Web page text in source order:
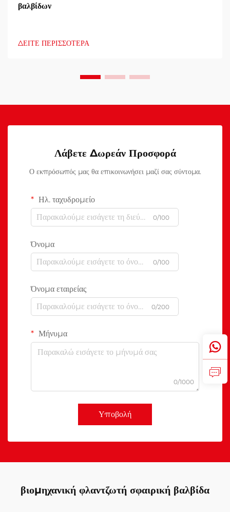
βαλβίδων
ΔΕΙΤΕ ΠΕΡΙΣΣΟΤΕΡΑ
Λάβετε Δωρεάν Προσφορά
Ο εκπρόσωπός μας θα επικοινωνήσει μαζί σας σύντομα.
Ηλ. ταχυδρομείο
0/100
Όνομα
0/100
Όνομα εταιρείας
0/200
Μήνυμα
0/1000
Υποβολή
βιομηχανική φλαντζωτή σφαιρική βαλβίδα